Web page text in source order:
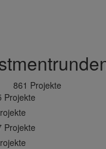
861 Projekte
Projekte
Projekte